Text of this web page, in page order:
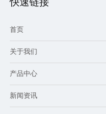
首页
关于我们
产品中心
新闻资讯